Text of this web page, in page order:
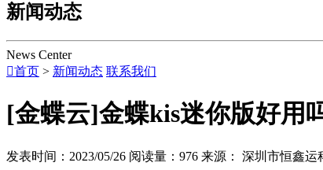
新闻动态
News Center
首页 > 新闻动态 联系我们
[金蝶云]金蝶kis迷你版好用
发表时间：2023/05/26 阅读量：976 来源： 深圳市恒鑫运